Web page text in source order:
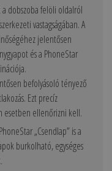
a dobszoba felöli oldalról
vastagságában. A
jelentősen
és a PhoneStar
befolyásoló tényező
Ezt precíz
esetben ellenőrizni kell.
„Csendlap” is a
burkolható, egységes